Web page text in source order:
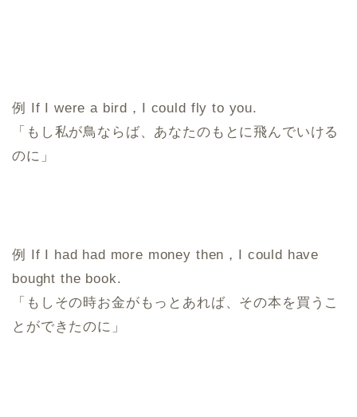
例 If I were a bird，I could fly to you.
「もし私が鳥ならば、あなたのもとに飛んでいける
のに」
例 If I had had more money then，I could have
bought the book.
「もしその時お金がもっとあれば、その本を買うこ
とができたのに」